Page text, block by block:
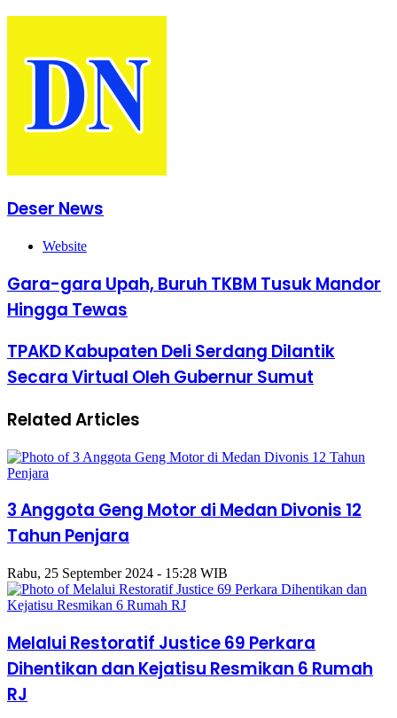
Deser News
Website
Gara-gara Upah, Buruh TKBM Tusuk Mandor
Hingga Tewas
TPAKD Kabupaten Deli Serdang Dilantik
Secara Virtual Oleh Gubernur Sumut
Related Articles
3 Anggota Geng Motor di Medan Divonis 12
Tahun Penjara
Rabu, 25 September 2024 - 15:28 WIB
Melalui Restoratif Justice 69 Perkara
Dihentikan dan Kejatisu Resmikan 6 Rumah
RJ